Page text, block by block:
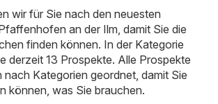
wir für Sie nach den neuesten
an der Ilm, damit Sie die
finden können. In der Kategorie
derzeit 13 Prospekte. Alle Prospekte
nach Kategorien geordnet, damit Sie
können, was Sie brauchen.